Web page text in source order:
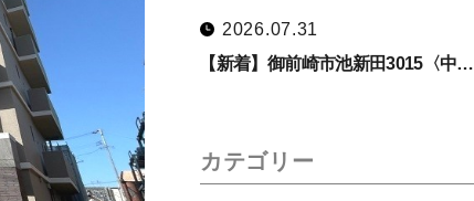
2026.07.31
【新着】御前崎市池新田3015〈中…
カテゴリー